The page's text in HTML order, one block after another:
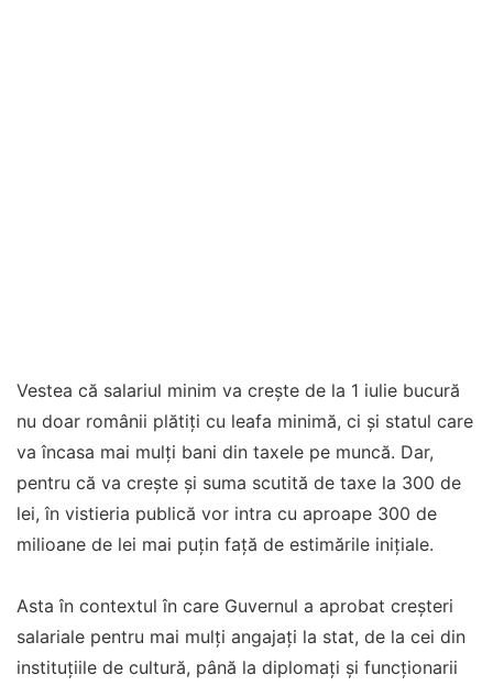
Vestea că salariul minim va crește de la 1 iulie bucură
nu doar românii plătiți cu leafa minimă, ci și statul care
va încasa mai mulți bani din taxele pe muncă. Dar,
pentru că va crește și suma scutită de taxe la 300 de
lei, în vistieria publică vor intra cu aproape 300 de
milioane de lei mai puțin față de estimările inițiale.
Asta în contextul în care Guvernul a aprobat creșteri
salariale pentru mai mulți angajați la stat, de la cei din
instituțiile de cultură, până la diplomați și funcționarii